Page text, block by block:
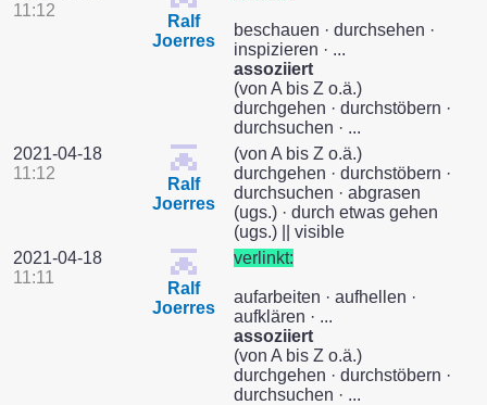
11:12
Ralf
Joerres
beschauen · durchsehen ·
inspizieren · ...
assoziiert
(von A bis Z o.ä.)
durchgehen · durchstöbern ·
durchsuchen · ...
2021-04-18
11:12
Ralf
Joerres
(von A bis Z o.ä.)
durchgehen · durchstöbern ·
durchsuchen · abgrasen
(ugs.) · durch etwas gehen
(ugs.) || visible
2021-04-18
11:11
Ralf
Joerres
verlinkt:
aufarbeiten · aufhellen ·
aufklären · ...
assoziiert
(von A bis Z o.ä.)
durchgehen · durchstöbern ·
durchsuchen · ...